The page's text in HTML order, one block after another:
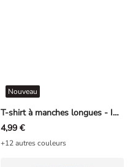
T-shirt à manches longues - Impression avant - beige
Nouveau
4,99 €
+12 autres couleurs